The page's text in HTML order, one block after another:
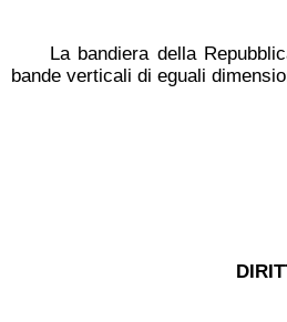
La bandiera della
bande verticali di eguali